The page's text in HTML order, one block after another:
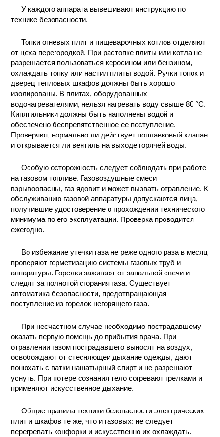
У каждого аппарата вывешивают инструкцию по
технике безопасности.
Топки огневых плит и пищеварочных котлов отделяют
от цеха перегородкой. При растопке плиты или котла не
разрешается пользоваться керосином или бензином,
охлаждать топку или настил плиты водой. Ручки топок и
дверец тепловых шкафов должны быть хорошо
изолированы. В плитах, оборудованных
водонагревателями, нельзя нагревать воду свыше 80 °С.
Кипятильники должны быть наполнены водой и
обеспечено беспрепятственное ее поступление.
Проверяют, нормально ли действует поплавковый клапан
и открывается ли вентиль на выходе горячей воды.
Особую осторожность следует соблюдать при работе
на газовом топливе. Газовоздушные смеси
взрывоопасны, газ ядовит и может вызвать отравление. К
обслуживанию газовой аппаратуры допускаются лица,
получившие удостоверение о прохождении технического
минимума по его эксплуатации. Проверка проводится
ежегодно.
Во избежание утечки газа не реже одного раза в месяц
проверяют герметизацию системы газовых труб и
аппаратуры. Горелки зажигают от запальной свечи и
следят за полнотой сгорания газа. Существует
автоматика безопасности, предотвращающая
поступление из горелок негорящего газа.
При несчастном случае необходимо пострадавшему
оказать первую помощь до прибытия врача. При
отравлении газом пострадавшего выносят на воздух,
освобождают от стесняющей дыхание одежды, дают
понюхать с ватки нашатырный спирт и не разрешают
уснуть. При потере сознания тело согревают грелками и
применяют искусственное дыхание.
Общие правила техники безопасности электрических
плит и шкафов те же, что и газовых: не следует
перегревать конфорки и искусственно их охлаждать.